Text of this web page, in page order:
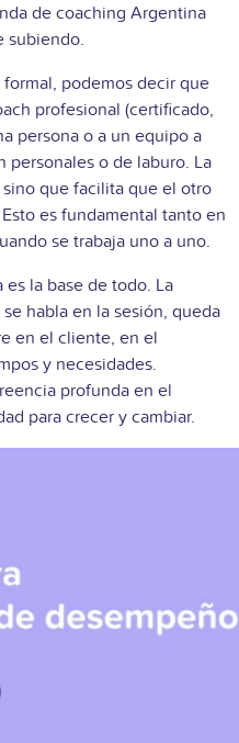
de coaching Argentina
subiendo.
podemos decir que
profesional (certificado,
persona o a un equipo a
personales o de laburo. La
que facilita que el otro
es fundamental tanto en
se trabaja uno a uno.
la base de todo. La
habla en la sesión, queda
en el cliente, en el
y necesidades.
profunda en el
para crecer y cambiar.